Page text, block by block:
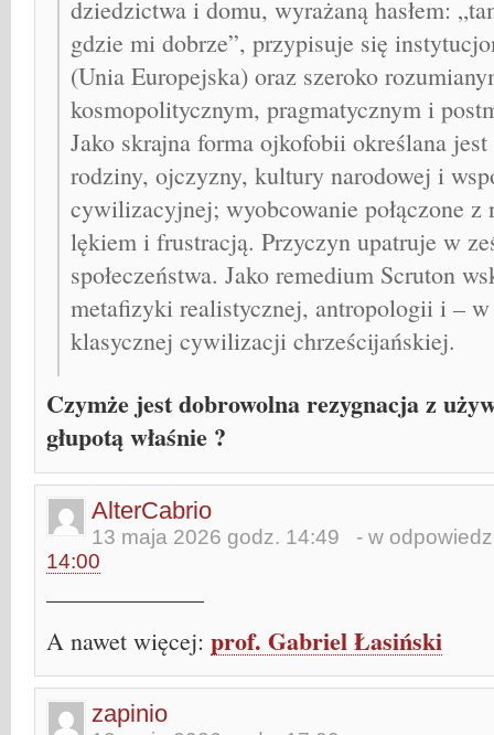
dziedzictwa i domu, wyrażaną hasłem:
gdzie mi dobrze”, przypisuje się
(Unia Europejska) oraz szeroko
kosmopolitycznym, pragmatycznym i
Jako skrajna forma ojkofobii określana
rodziny, ojczyzny, kultury narodowej i
cywilizacyjnej; wyobcowanie połączone z
lękiem i frustracją. Przyczyn upatruje w
społeczeństwa. Jako remedium Scruton
metafizyki realistycznej, antropologii i –
klasycznej cywilizacji chrześcijańskiej.
Czymże jest dobrowolna rezygnacja z
głupotą właśnie ?
AlterCabrio
13 maja 2026 godz. 14:49 - w
14:00
A nawet więcej: prof. Gabriel Łasiński
zapinio